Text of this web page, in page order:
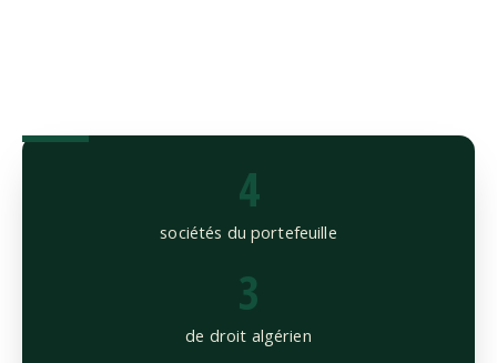
4
sociétés du portefeuille
3
de droit algérien